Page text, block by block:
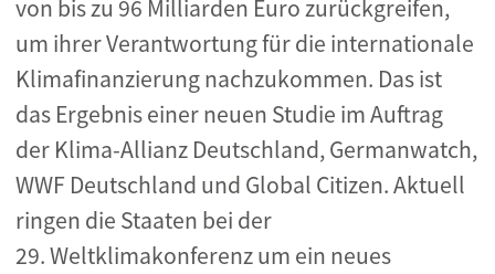
von bis zu 96 Milliarden Euro zurückgreifen,
um ihrer Verantwortung für die internationale
Klimafinanzierung nachzukommen. Das ist
das Ergebnis einer neuen Studie im Auftrag
der Klima-Allianz Deutschland, Germanwatch,
WWF Deutschland und Global Citizen. Aktuell
ringen die Staaten bei der
29. Weltklimakonferenz um ein neues